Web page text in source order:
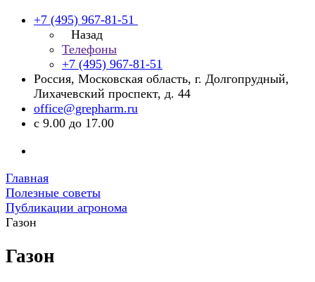
+7 (495) 967-81-51
Назад
Телефоны
+7 (495) 967-81-51
Россия, Московская область, г. Долгопрудный,
Лихачевский проспект, д. 44
office@grepharm.ru
с 9.00 до 17.00
Главная
Полезные советы
Публикации агронома
Газон
Газон